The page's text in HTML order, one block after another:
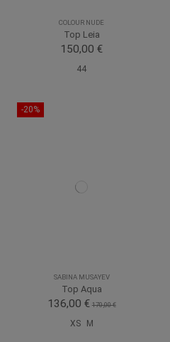
COLOUR NUDE
Top Leia
150,00 €
44
-20%
SABINA MUSAYEV
Top Aqua
136,00 € 170,00 €
XS M